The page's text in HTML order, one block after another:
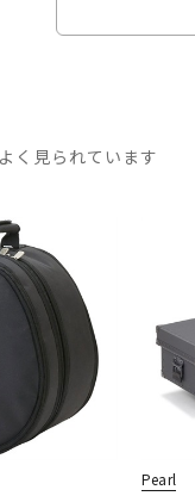
く見られています
Pearl